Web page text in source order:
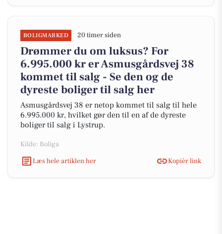
BOLIGMARKED 20 timer siden
Drømmer du om luksus? For
6.995.000 kr er Asmusgårdsvej 38
kommet til salg - Se den og de
dyreste boliger til salg her
Asmusgårdsvej 38 er netop kommet til salg til hele
6.995.000 kr, hvilket gør den til en af de dyreste
boliger til salg i Lystrup.
Kilde: Boliga
Læs hele artiklen her
Kopiér link